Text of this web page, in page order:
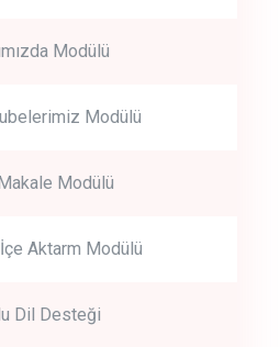
Modülü
Modülü
Modülü
Aktarm Modülü
Dil Desteği